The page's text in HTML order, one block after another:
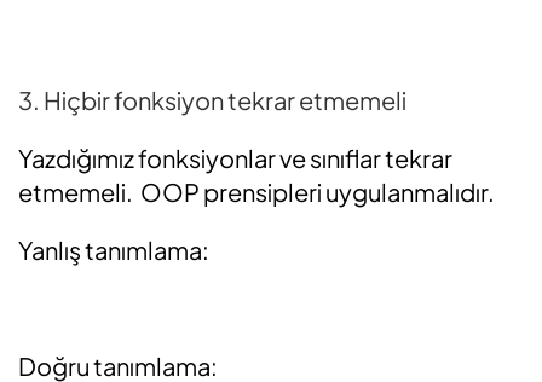
3. Hiçbir fonksiyon tekrar etmemeli
Yazdığımız fonksiyonlar ve sınıflar tekrar
etmemeli. OOP prensipleri uygulanmalıdır.
Yanlış tanımlama:
Doğru tanımlama: